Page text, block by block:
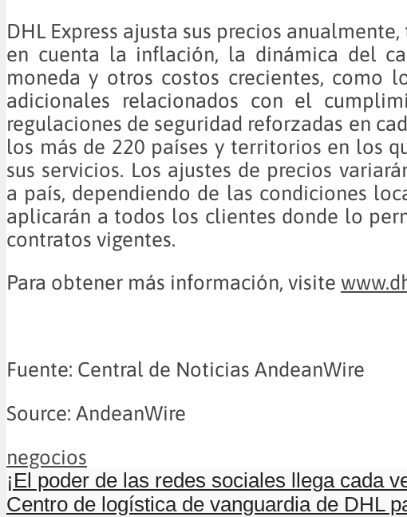
DHL Express ajusta sus precios
en cuenta la inflación, la dinámica del
moneda y otros costos crecientes, como
adicionales relacionados con el
regulaciones de seguridad reforzadas en
los más de 220 países y territorios en los
sus servicios. Los ajustes de precios
a país, dependiendo de las condiciones
aplicarán a todos los clientes donde lo
contratos vigentes.
Para obtener más información, visite
Fuente: Central de Noticias AndeanWire
Source: AndeanWire
negocios
¡El poder de las redes sociales llega cada
Centro de logística de vanguardia de DHL